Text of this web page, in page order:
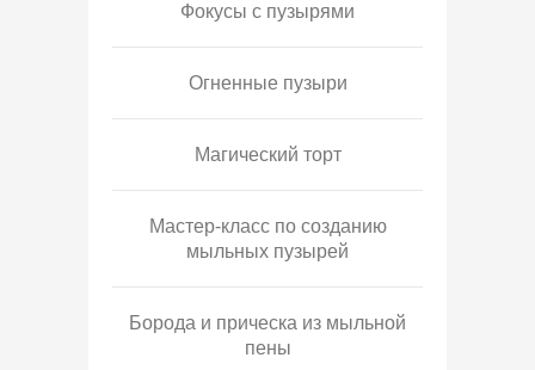
Фокусы с пузырями
Огненные пузыри
Магический торт
Мастер-класс по созданию
мыльных пузырей
Борода и прическа из мыльной
пены